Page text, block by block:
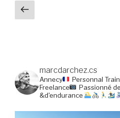
Navigation
des
Page
précédente
marcdarchez.cs
Annecy Personnal
Freelance
Passionné
&d'endurance